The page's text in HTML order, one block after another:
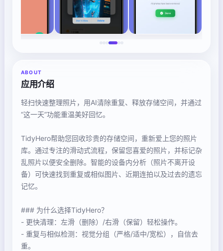
ABOUT
应用介绍
轻扫快速整理照片，用AI清除重复、释放存储空间，并通过
“这一天”功能重温美好回忆。
TidyHero帮助您回收珍贵的存储空间，重新爱上您的照片
库。通过专注的滑动式流程，保留您喜爱的照片，并标记杂
乱照片以便安全删除。智能的设备内分析（照片不离开设
备）可快速找到重复或相似图片、近期连拍以及过去的遗忘
记忆。
### 为什么选择TidyHero？
- 更快清理：左滑（删除）/右滑（保留）轻松操作。
- 重复与相似检测：视觉分组（严格/适中/宽松），自信去
重。